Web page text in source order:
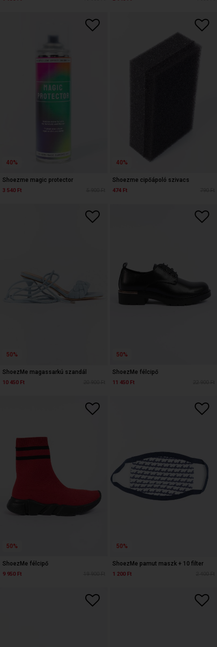
40%
Shoezme magic protector
3 540 Ft
40%
Shoezme cipőápoló szivacs
474 Ft
50%
ShoezMe magassarkú szandál
10 450 Ft
50%
ShoezMe félcipő
11 450 Ft
50%
ShoezMe félcipő
9 950 Ft
50%
ShoezMe pamut maszk + 10 filter
1 200 Ft